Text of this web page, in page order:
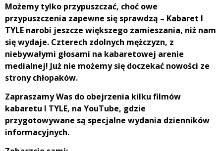
Możemy tylko przypuszczać, choć owe
przypuszczenia zapewne się sprawdzą – Kabaret I
TYLE narobi jeszcze większego zamieszania, niż nam
się wydaje. Czterech zdolnych mężczyzn, z
niebywałymi głosami na kabaretowej arenie
medialnej! Już nie możemy się doczekać nowości ze
strony chłopaków.
Zapraszamy Was do obejrzenia kilku filmów
kabaretu I TYLE, na YouTube, gdzie
przygotowywane są specjalne wydania dzienników
informacyjnych.